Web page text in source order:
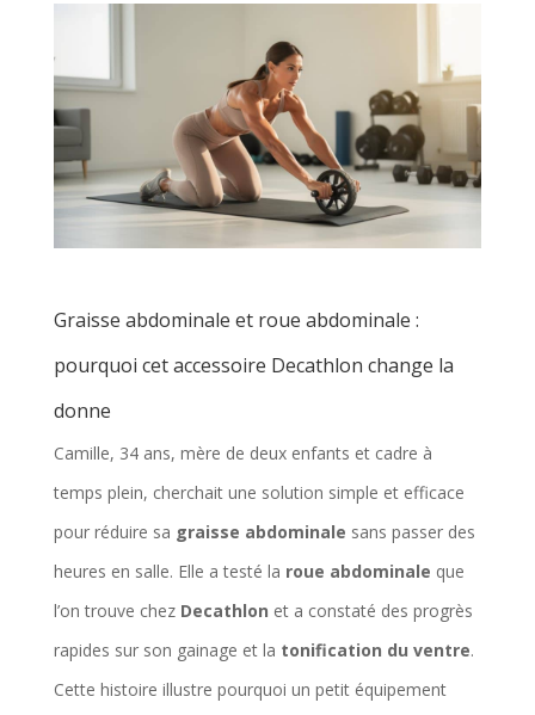
Graisse abdominale et roue abdominale :
pourquoi cet accessoire Decathlon change la
donne
Camille, 34 ans, mère de deux enfants et cadre à
temps plein, cherchait une solution simple et efficace
pour réduire sa graisse abdominale sans passer des
heures en salle. Elle a testé la roue abdominale que
l’on trouve chez Decathlon et a constaté des progrès
rapides sur son gainage et la tonification du ventre.
Cette histoire illustre pourquoi un petit équipement